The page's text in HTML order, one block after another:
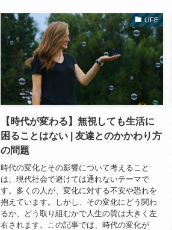
LIFE
【時代が変わる】無視しても生活に
困ることはない | 友達とのかかわり方
の問題
時代の変化とその影響について考えること
は、現代社会で避けては通れないテーマで
す。多くの人が、変化に対する不安や恐れを
抱えています。しかし、その変化にどう関わ
るか、どう取り組むかで人生の質は大きく左
右されます。この記事では、時代の変化が